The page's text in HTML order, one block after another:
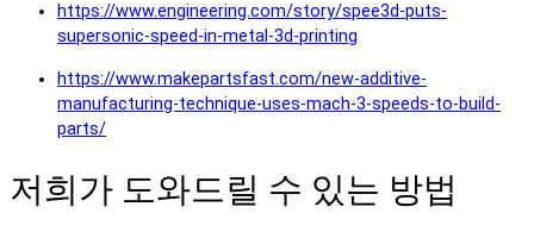
https://www.engineering.com/story/spee3d-puts-
supersonic-speed-in-metal-3d-printing
https://www.makepartsfast.com/new-additive-
manufacturing-technique-uses-mach-3-speeds-to-build-
parts/
저희가 도와드릴 수 있는 방법